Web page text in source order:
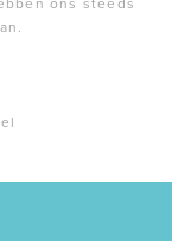
ons steeds